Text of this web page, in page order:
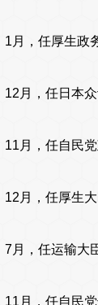
月，任厚生政
12月，任日本
月，任自民
月，任厚生
月，任运输大
月，任自民党